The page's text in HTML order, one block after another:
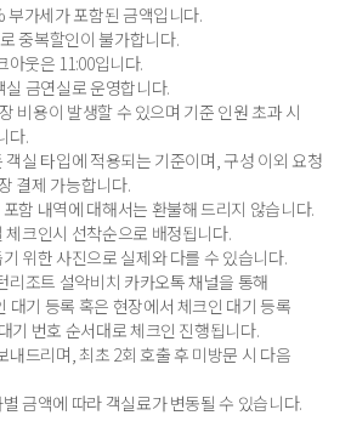
부가세가 포함된 금액입니다.
중복할인이 불가합니다.
아웃은 11:00입니다.
실 금연실로 운영합니다.
비용이 발생할 수 있으며 기준 인원 초과 시
다.
객실 타입에 적용되는 기준이며, 구성 이외 요청
결제 가능합니다.
함 내역에 대해서는 환불해 드리지 않습니다.
체크인시 선착순으로 배정됩니다.
위한 사진으로 실제와 다를 수 있습니다.
리조트 설악비치 카카오톡 채널을 통해
대기 등록 혹은 현장에서 체크인 대기 등록
기 번호 순서대로 체크인 진행됩니다.
내드리며, 최초 2회 호출 후 미방문 시 다음
금액에 따라 객실료가 변동될 수 있습니다.